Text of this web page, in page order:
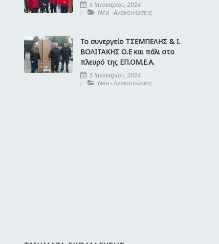
6 Ιανουαρίου, 2024
Νέα - Ανακοινώσεις
Το συνεργείο ΤΣΕΜΠΕΛΗΣ & Ι.
ΒΟΛΙΤΑΚΗΣ Ο.Ε και πάλι στο
πλευρό της EΠ.ΟΜ.Ε.Α.
5 Ιανουαρίου, 2024
Νέα - Ανακοινώσεις